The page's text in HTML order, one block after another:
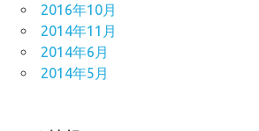
2016年10月
2014年11月
2014年6月
2014年5月